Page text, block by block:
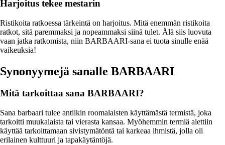
Harjoitus tekee mestarin
Ristikoita ratkoessa tärkeintä on harjoitus. Mitä enemmän ristikoita
ratkot, sitä paremmaksi ja nopeammaksi siinä tulet. Älä siis luovuta
vaan jatka ratkomista, niin BARBAARI-sana ei tuota sinulle enää
vaikeuksia!
Synonyymejä sanalle BARBAARI
Mitä tarkoittaa sana BARBAARI?
Sana barbaari tulee antiikin roomalaisten käyttämästä termistä, joka
tarkoitti muukalaista tai vierasta kansaa. Myöhemmin termiä alettiin
käyttää tarkoittamaan sivistymätöntä tai karkeaa ihmistä, jolla oli
erilainen kulttuuri ja tapakäytäntöjä.